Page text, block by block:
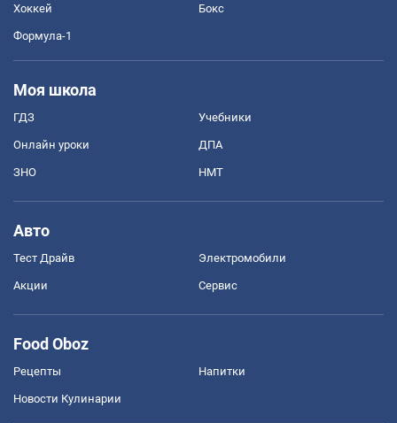
Хоккей Бокс
Формула-1
Моя школа
ГДЗ Учебники
Онлайн уроки ДПА
ЗНО НМТ
Авто
Тест Драйв Электромобили
Акции Сервис
Food Oboz
Рецепты Напитки
Новости Кулинарии